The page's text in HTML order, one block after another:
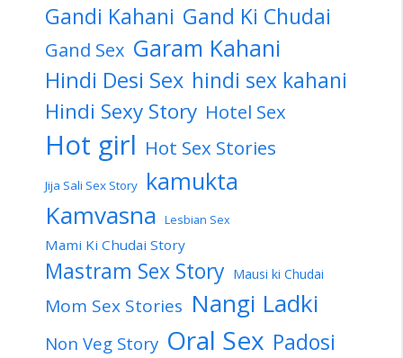
Gandi Kahani Gand Ki Chudai
Gand Sex Garam Kahani
Hindi Desi Sex hindi sex kahani
Hindi Sexy Story Hotel Sex
Hot girl Hot Sex Stories
Jija Sali Sex Story kamukta
Kamvasna Lesbian Sex
Mami Ki Chudai Story
Mastram Sex Story Mausi ki Chudai
Mom Sex Stories Nangi Ladki
Non Veg Story Oral Sex Padosi